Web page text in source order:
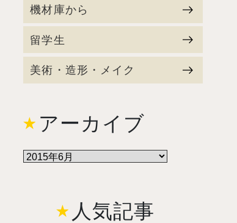
機材庫から
留学生
美術・造形・メイク
アーカイブ
人気記事